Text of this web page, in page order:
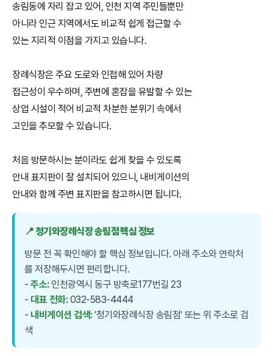
송림동에 자리 잡고 있어, 인천 지역 주민들뿐만
아니라 인근 지역에서도 비교적 쉽게 접근할 수
있는 지리적 이점을 가지고 있습니다.
장례식장은 주요 도로와 인접해 있어 차량
접근성이 우수하며, 주변에 혼잡을 유발할 수 있는
상업 시설이 적어 비교적 차분한 분위기 속에서
고인을 추모할 수 있습니다.
처음 방문하시는 분이라도 쉽게 찾을 수 있도록
안내 표지판이 잘 설치되어 있으니, 내비게이션의
안내와 함께 주변 표지판을 참고하시면 됩니다.
📍 청기와장례식장 송림점 핵심 정보
방문 전 꼭 확인해야 할 핵심 정보입니다. 아래 주소와 연락처
를 저장해두시면 편리합니다.
-주소:인천광역시 동구 방축로177번길 23
- 대표 전화:032-583-4444
- 내비게이션 검색:'청기와장례식장 송림점' 또는 위 주소로 검
색